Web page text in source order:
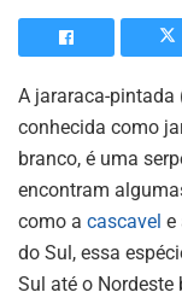
A jararaca-pintada
conhecida como
branco, é uma
encontram
como a cascavel e
do Sul, essa
Sul até o Nordeste